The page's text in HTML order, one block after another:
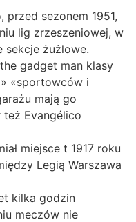
przed sezonem 1951,
lig zrzeszeniowej, w
sekcje żużlowe.
gadget man klasy
«sportowców i
mają go
też Evangélico
miejsce t 1917 roku
Legią Warszawa
kilka godzin
meczów nie